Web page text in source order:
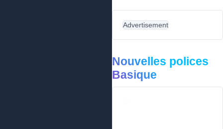
Advertisement
Nouvelles polices
Basique